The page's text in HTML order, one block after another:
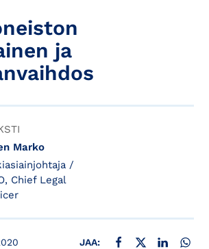
ja
Marko
Chief Legal
JAA: JAA FACEBOOKISSA
JAA X:SSÄ JAA